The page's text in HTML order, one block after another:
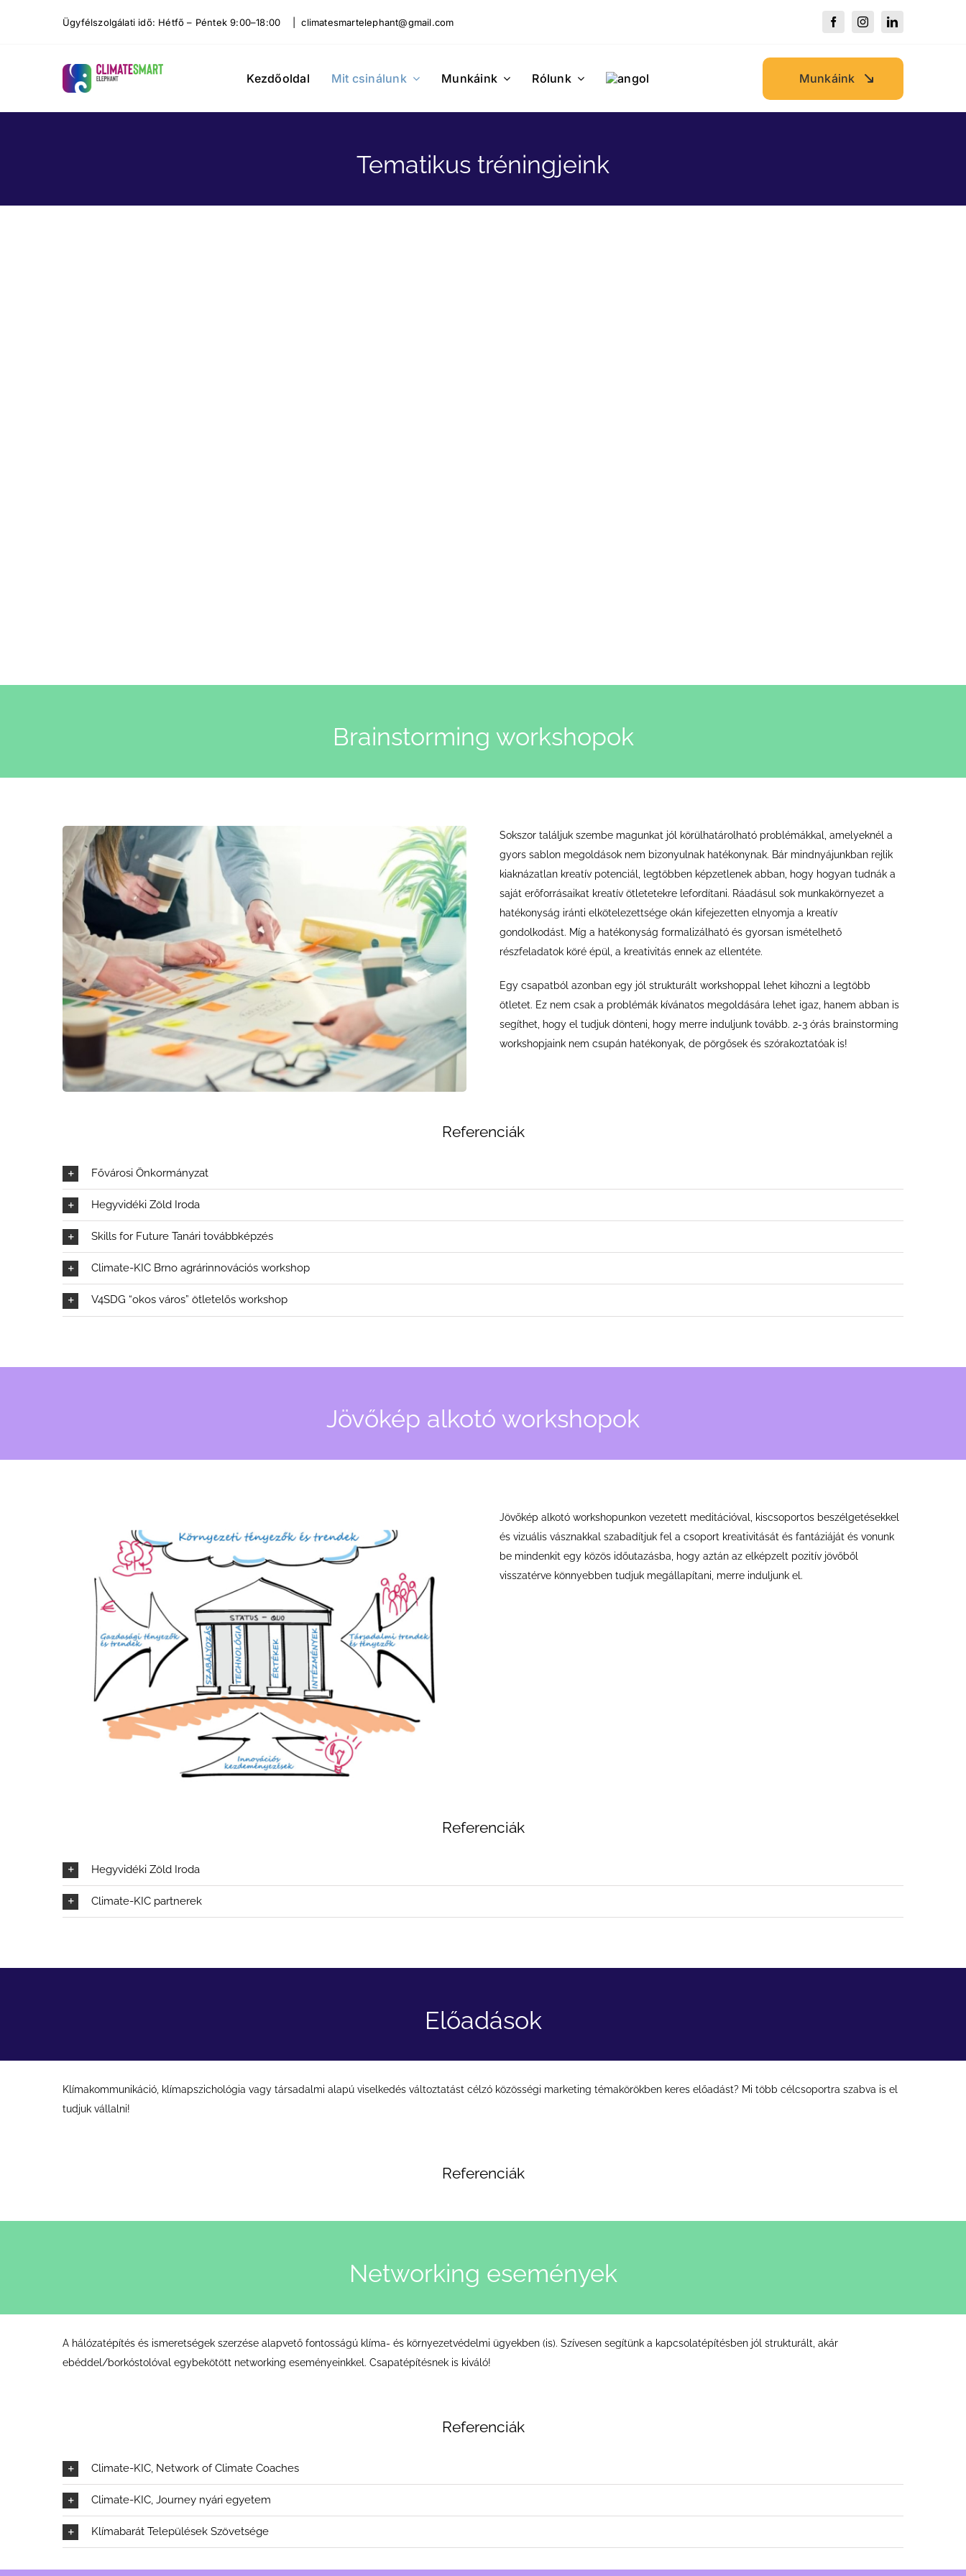
Ügyfélszolgálati idő: Hétfő – Péntek 9:00–18:00 | climatesmartelephant@gmail.com
Kezdőoldal Mit csinálunk Munkáink Rólunk Munkáink
Tematikus tréningjeink
Brainstorming workshopok
Sokszor találjuk szembe magunkat jól körülhatárolható problémákkal, amelyeknél a
gyors sablon megoldások nem bizonyulnak hatékonynak. Bár mindnyájunkban rejlik
kiaknázatlan kreatív potenciál, legtöbben képzetlenek abban, hogy hogyan tudnák a
saját erőforrásaikat kreatív ötletetekre lefordítani. Ráadásul sok munkakörnyezet a
hatékonyság iránti elkötelezettsége okán kifejezetten elnyomja a kreatív
gondolkodást. Míg a hatékonyság formalizálható és gyorsan ismételhető
részfeladatok köré épül, a kreativitás ennek az ellentéte.
Egy csapatból azonban egy jól strukturált workshoppal lehet kihozni a legtöbb
ötletet. Ez nem csak a problémák kívánatos megoldására lehet igaz, hanem abban is
segíthet, hogy el tudjuk dönteni, hogy merre induljunk tovább. 2-3 órás brainstorming
workshopjaink nem csupán hatékonyak, de pörgősek és szórakoztatóak is!
Referenciák
Fővárosi Önkormányzat
Hegyvidéki Zöld Iroda
Skills for Future Tanári továbbképzés
Climate-KIC Brno agrárinnovációs workshop
V4SDG “okos város” ötletelős workshop
Jövőkép alkotó workshopok
Jövőkép alkotó workshopunkon vezetett meditációval, kiscsoportos beszélgetésekkel
és vizuális vásznakkal szabadítjuk fel a csoport kreativitását és fantáziáját és vonunk
be mindenkit egy közös időutazásba, hogy aztán az elképzelt pozitív jövőből
visszatérve könnyebben tudjuk megállapítani, merre induljunk el.
Referenciák
Hegyvidéki Zöld Iroda
Climate-KIC partnerek
Előadások
Klímakommunikáció, klímapszichológia vagy társadalmi alapú viselkedés változtatást célzó közösségi marketing témakörökben keres előadást? Mi több célcsoportra szabva is el
tudjuk vállalni!
Referenciák
Networking események
A hálózatépítés és ismeretségek szerzése alapvető fontosságú klíma- és környezetvédelmi ügyekben (is). Szívesen segítünk a kapcsolatépítésben jól strukturált, akár
ebéddel/borkóstolóval egybekötött networking eseményeinkkel. Csapatépítésnek is kiváló!
Referenciák
Climate-KIC, Network of Climate Coaches
Climate-KIC, Journey nyári egyetem
Klímabarát Települések Szövetsége